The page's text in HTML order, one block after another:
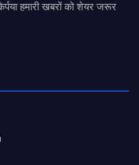
हमारी खबरों को शेयर जरूर